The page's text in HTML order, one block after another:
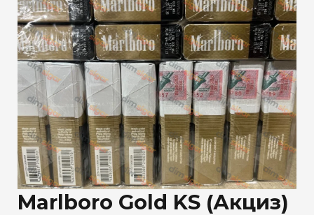
Marlboro Gold KS (Акциз)